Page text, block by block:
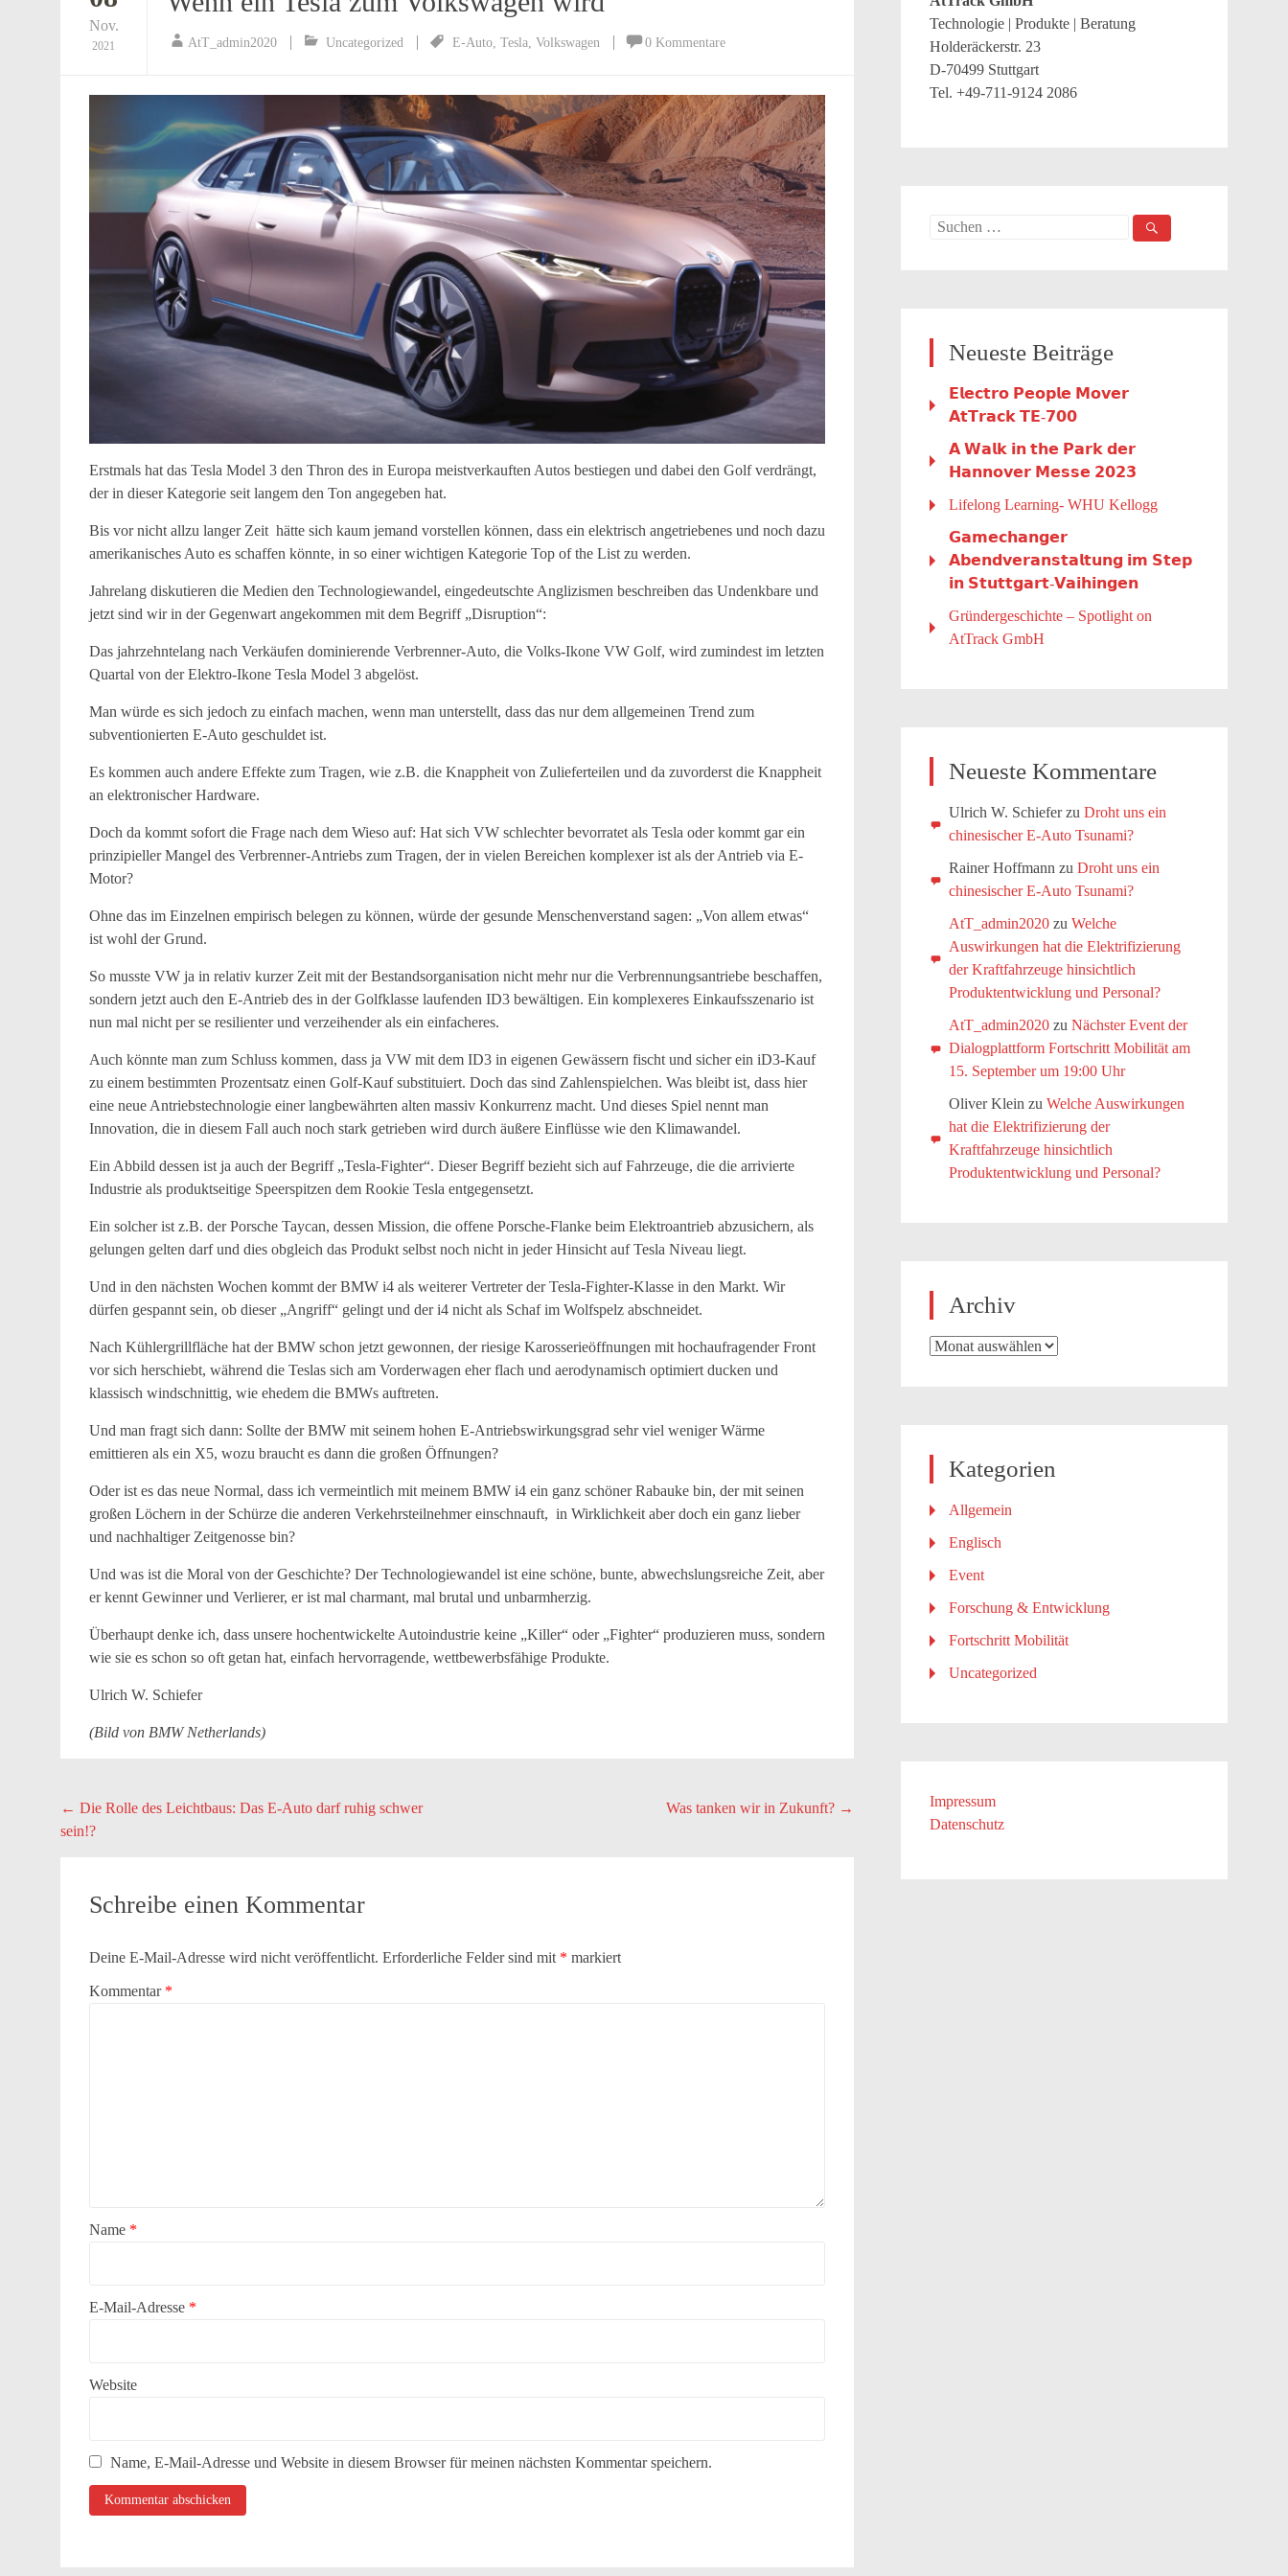
Nov.
2021 AtT_admin2020 Uncategorized E-Auto, Tesla, Volkswagen 0 Kommentare
Erstmals hat das Tesla Model 3 den Thron des in Europa meistverkauften Autos bestiegen und dabei den Golf verdrängt,
der in dieser Kategorie seit langem den Ton angegeben hat.
Bis vor nicht allzu langer Zeit hätte sich kaum jemand vorstellen können, dass ein elektrisch angetriebenes und noch dazu
amerikanisches Auto es schaffen könnte, in so einer wichtigen Kategorie Top of the List zu werden.
Jahrelang diskutieren die Medien den Technologiewandel, eingedeutschte Anglizismen beschreiben das Undenkbare und
jetzt sind wir in der Gegenwart angekommen mit dem Begriff „Disruption“:
Das jahrzehntelang nach Verkäufen dominierende Verbrenner-Auto, die Volks-Ikone VW Golf, wird zumindest im letzten
Quartal von der Elektro-Ikone Tesla Model 3 abgelöst.
Man würde es sich jedoch zu einfach machen, wenn man unterstellt, dass das nur dem allgemeinen Trend zum
subventionierten E-Auto geschuldet ist.
Es kommen auch andere Effekte zum Tragen, wie z.B. die Knappheit von Zulieferteilen und da zuvorderst die Knappheit
an elektronischer Hardware.
Doch da kommt sofort die Frage nach dem Wieso auf: Hat sich VW schlechter bevorratet als Tesla oder kommt gar ein
prinzipieller Mangel des Verbrenner-Antriebs zum Tragen, der in vielen Bereichen komplexer ist als der Antrieb via E-
Motor?
Ohne das im Einzelnen empirisch belegen zu können, würde der gesunde Menschenverstand sagen: „Von allem etwas“
ist wohl der Grund.
So musste VW ja in relativ kurzer Zeit mit der Bestandsorganisation nicht mehr nur die Verbrennungsantriebe beschaffen,
sondern jetzt auch den E-Antrieb des in der Golfklasse laufenden ID3 bewältigen. Ein komplexeres Einkaufsszenario ist
nun mal nicht per se resilienter und verzeihender als ein einfacheres.
Auch könnte man zum Schluss kommen, dass ja VW mit dem ID3 in eigenen Gewässern fischt und sicher ein iD3-Kauf
zu einem bestimmten Prozentsatz einen Golf-Kauf substituiert. Doch das sind Zahlenspielchen. Was bleibt ist, dass hier
eine neue Antriebstechnologie einer langbewährten alten massiv Konkurrenz macht. Und dieses Spiel nennt man
Innovation, die in diesem Fall auch noch stark getrieben wird durch äußere Einflüsse wie den Klimawandel.
Ein Abbild dessen ist ja auch der Begriff „Tesla-Fighter“. Dieser Begriff bezieht sich auf Fahrzeuge, die die arrivierte
Industrie als produktseitige Speerspitzen dem Rookie Tesla entgegensetzt.
Ein solcher ist z.B. der Porsche Taycan, dessen Mission, die offene Porsche-Flanke beim Elektroantrieb abzusichern, als
gelungen gelten darf und dies obgleich das Produkt selbst noch nicht in jeder Hinsicht auf Tesla Niveau liegt.
Und in den nächsten Wochen kommt der BMW i4 als weiterer Vertreter der Tesla-Fighter-Klasse in den Markt. Wir
dürfen gespannt sein, ob dieser „Angriff“ gelingt und der i4 nicht als Schaf im Wolfspelz abschneidet.
Nach Kühlergrillfläche hat der BMW schon jetzt gewonnen, der riesige Karosserieöffnungen mit hochaufragender Front
vor sich herschiebt, während die Teslas sich am Vorderwagen eher flach und aerodynamisch optimiert ducken und
klassisch windschnittig, wie ehedem die BMWs auftreten.
Und man fragt sich dann: Sollte der BMW mit seinem hohen E-Antriebswirkungsgrad sehr viel weniger Wärme
emittieren als ein X5, wozu braucht es dann die großen Öffnungen?
Oder ist es das neue Normal, dass ich vermeintlich mit meinem BMW i4 ein ganz schöner Rabauke bin, der mit seinen
großen Löchern in der Schürze die anderen Verkehrsteilnehmer einschnauft, in Wirklichkeit aber doch ein ganz lieber
und nachhaltiger Zeitgenosse bin?
Und was ist die Moral von der Geschichte? Der Technologiewandel ist eine schöne, bunte, abwechslungsreiche Zeit, aber
er kennt Gewinner und Verlierer, er ist mal charmant, mal brutal und unbarmherzig.
Überhaupt denke ich, dass unsere hochentwickelte Autoindustrie keine „Killer“ oder „Fighter“ produzieren muss, sondern
wie sie es schon so oft getan hat, einfach hervorragende, wettbewerbsfähige Produkte.
Ulrich W. Schiefer
(Bild von BMW Netherlands)
Beitragsnavigation
← Die Rolle des Leichtbaus: Das E-Auto darf ruhig schwer
sein!?
Was tanken wir in Zukunft? →
Schreibe einen Kommentar
Deine E-Mail-Adresse wird nicht veröffentlicht. Erforderliche Felder sind mit * markiert
Kommentar *
Name *
E-Mail-Adresse *
Website
Name, E-Mail-Adresse und Website in diesem Browser für meinen nächsten Kommentar speichern.
Technologie | Produkte | Beratung
Holderäckerstr. 23
D-70499 Stuttgart
Tel. +49-711-9124 2086
Suche
Neueste Beiträge
𝗘𝗹𝗲𝗰𝘁𝗿𝗼 𝗣𝗲𝗼𝗽𝗹𝗲 𝗠𝗼𝘃𝗲𝗿
𝗔𝘁𝗧𝗿𝗮𝗰𝗸 𝗧𝗘-𝟳𝟬𝟬
𝗔 𝗪𝗮𝗹𝗸 𝗶𝗻 𝘁𝗵𝗲 𝗣𝗮𝗿𝗸 𝗱𝗲𝗿
𝗛𝗮𝗻𝗻𝗼𝘃𝗲𝗿 𝗠𝗲𝘀𝘀𝗲 𝟮𝟬𝟮𝟯
Lifelong Learning- WHU Kellogg
𝗚𝗮𝗺𝗲𝗰𝗵𝗮𝗻𝗴𝗲𝗿
𝗔𝗯𝗲𝗻𝗱𝘃𝗲𝗿𝗮𝗻𝘀𝘁𝗮𝗹𝘁𝘂𝗻𝗴 𝗶𝗺 𝗦𝘁𝗲𝗽
𝗶𝗻 𝗦𝘁𝘂𝘁𝘁𝗴𝗮𝗿𝘁-𝗩𝗮𝗶𝗵𝗶𝗻𝗴𝗲𝗻
Gründergeschichte – Spotlight on
AtTrack GmbH
Neueste Kommentare
Ulrich W. Schieferzu Droht uns ein
chinesischer E-Auto Tsunami?
Rainer Hoffmann zu Droht uns ein
chinesischer E-Auto Tsunami?
AtT_admin2020zu Welche
Auswirkungen hat die Elektrifizierung
der Kraftfahrzeuge hinsichtlich
Produktentwicklung und Personal?
AtT_admin2020zu Nächster Event der
Dialogplattform Fortschritt Mobilität am
15. September um 19:00 Uhr
Oliver Klein zu Welche Auswirkungen
hat die Elektrifizierung der
Kraftfahrzeuge hinsichtlich
Produktentwicklung und Personal?
Archiv
Archiv
Kategorien
Allgemein
Englisch
Event
Forschung & Entwicklung
Fortschritt Mobilität
Uncategorized
Impressum
Datenschutz